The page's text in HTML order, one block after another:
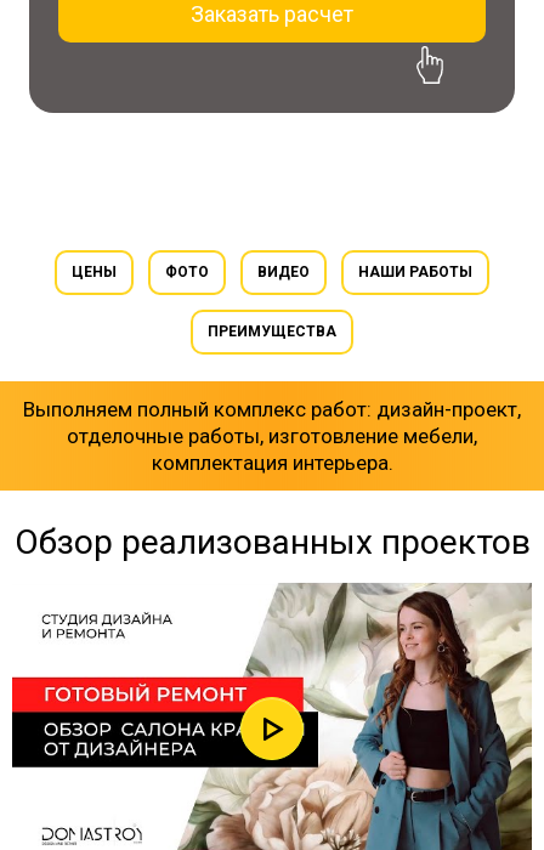
Заказать расчет
ЦЕНЫ ФОТО ВИДЕО НАШИ РАБОТЫ
ПРЕИМУЩЕСТВА
Выполняем полный комплекс работ: дизайн-проект,
отделочные работы, изготовление мебели,
комплектация интерьера.
Обзор реализованных проектов